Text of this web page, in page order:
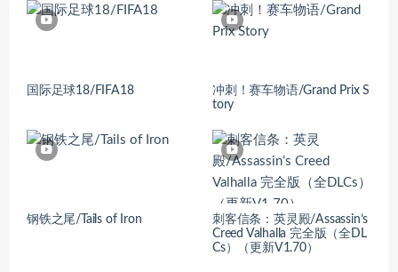
国际足球18/FIFA18
冲刺！赛车物语/Grand Prix S
tory
钢铁之尾/Tails of Iron
刺客信条：英灵殿/Assassin’s
Creed Valhalla 完全版（全DL
Cs）（更新V1.70）